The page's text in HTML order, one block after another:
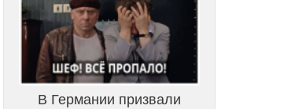
В Германии призвали